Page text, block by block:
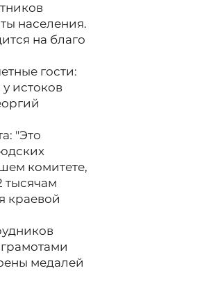
населения.
на благо
гости:
истоков
"Это
комитете,
тысячам
краевой
медалей